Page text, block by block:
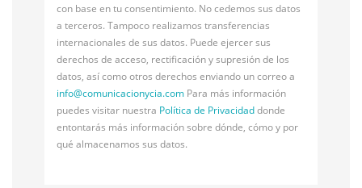
con base en tu consentimiento. No cedemos sus datos
a terceros. Tampoco realizamos transferencias
internacionales de sus datos. Puede ejercer sus
derechos de acceso, rectificación y supresión de los
datos, así como otros derechos enviando un correo a
info@comunicacionycia.com Para más información
puedes visitar nuestra Política de Privacidaddonde
entontarás más información sobre dónde, cómo y por
qué almacenamos sus datos.